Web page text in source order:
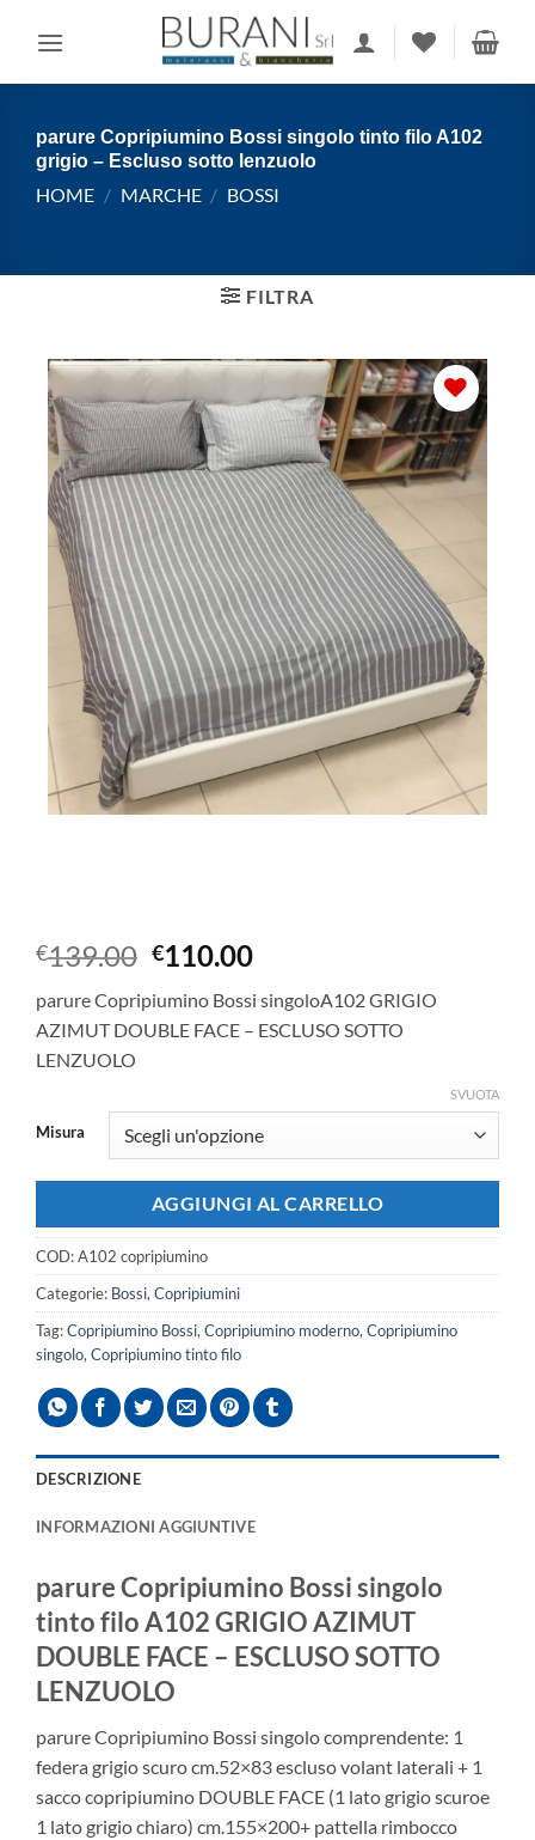
parure Copripiumino Bossi singolo tinto filo A102
grigio – Escluso sotto lenzuolo
HOME / MARCHE / BOSSI
FILTRA
€139.00 Il
originale
era:
€110.00Il
attuale
è:
parure Copripiumino Bossi singoloA102 GRIGIO
AZIMUT DOUBLE FACE – ESCLUSO SOTTO
LENZUOLO
Misura
SVUOTA
AGGIUNGI AL CARRELLO
COD:A102 copripiumino
Categorie: Bossi, Copripiumini
Tag:Copripiumino Bossi, Copripiumino moderno, Copripiumino
singolo, Copripiumino tinto filo
DESCRIZIONE
INFORMAZIONI AGGIUNTIVE
parure Copripiumino Bossi singolo
tinto filo A102 GRIGIO AZIMUT
DOUBLE FACE – ESCLUSO SOTTO
LENZUOLO
parure Copripiumino Bossi singolo comprendente: 1
federa grigio scuro cm.52×83 escluso volant laterali + 1
sacco copripiumino DOUBLE FACE (1 lato grigio scuroe
1 lato grigio chiaro) cm.155×200+ pattella rimbocco